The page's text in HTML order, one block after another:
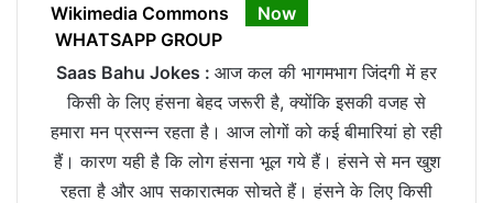
WHATSAPP GROUP
Now
Saas Bahu Jokes : आज कल की भागमभाग जिंदगी में हर
किसी के लिए हंसना बेहद जरूरी है, क्योंकि इसकी वजह से
हमारा मन प्रसन्न रहता है। आज लोगों को कई बीमारियां हो रही
हैं। कारण यही है कि लोग हंसना भूल गये हैं। हंसने से मन खुश
रहता है और आप सकारात्मक सोचते हैं। हंसने के लिए किसी